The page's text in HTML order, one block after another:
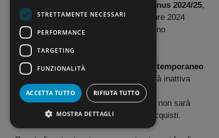
non riguarda il bonus 2024/25,
poichè l’importo erogato dal 1° settembre 2024
potrà essere usato anche nel nuovo anno
Come ogni anno, poi, ci sarà uno
stop temporaneo
, per cui la piattaforma sarà inattiva
nelle prime settimane di settembre per
aggiornamenti. Durante questo periodo non sarà
possibile generare buoni o effettuare acquisti.
STRETTAMENTE NECESSARI
PERFORMANCE
TARGETING
FUNZIONALITÀ
ACCETTA TUTTO RIFIUTA TUTTO
MOSTRA DETTAGLI